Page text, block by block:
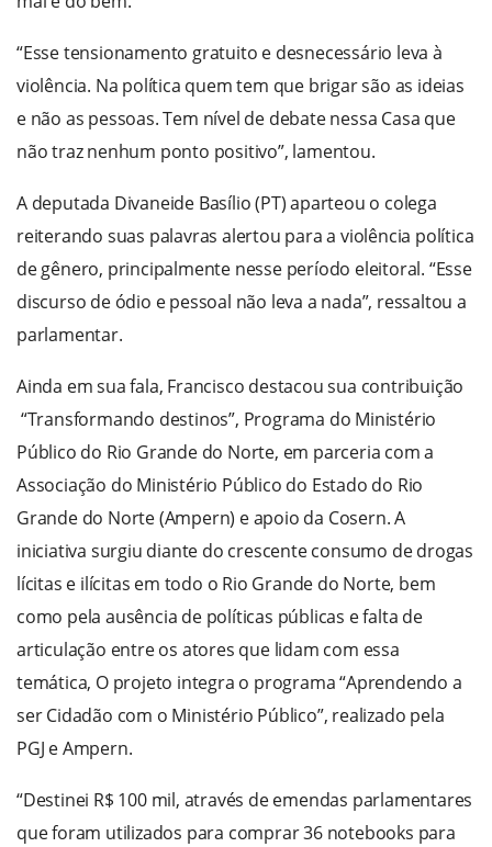
“Esse tensionamento gratuito e desnecessário leva à
violência. Na política quem tem que brigar são as ideias
e não as pessoas. Tem nível de debate nessa Casa que
não traz nenhum ponto positivo”, lamentou.
A deputada Divaneide Basílio (PT) aparteou o colega
reiterando suas palavras alertou para a violência política
de gênero, principalmente nesse período eleitoral. “Esse
discurso de ódio e pessoal não leva a nada”, ressaltou a
parlamentar.
Ainda em sua fala, Francisco destacou sua contribuição
“Transformando destinos”, Programa do Ministério
Público do Rio Grande do Norte, em parceria com a
Associação do Ministério Público do Estado do Rio
Grande do Norte (Ampern) e apoio da Cosern. A
iniciativa surgiu diante do crescente consumo de drogas
lícitas e ilícitas em todo o Rio Grande do Norte, bem
como pela ausência de políticas públicas e falta de
articulação entre os atores que lidam com essa
temática, O projeto integra o programa “Aprendendo a
ser Cidadão com o Ministério Público”, realizado pela
PGJ e Ampern.
“Destinei R$ 100 mil, através de emendas parlamentares
que foram utilizados para comprar 36 notebooks para